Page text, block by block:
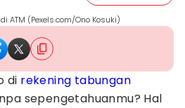
(Pexels.com/Ono Kosuki)
di rekening tabungan
sepengetahuanmu? Hal